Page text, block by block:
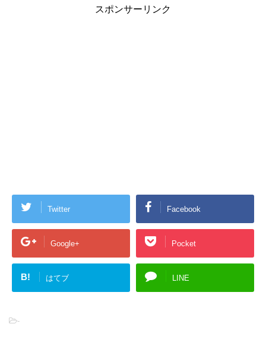
スポンサーリンク
Twitter Facebook
Google+ Pocket
B! はてブ LINE
-